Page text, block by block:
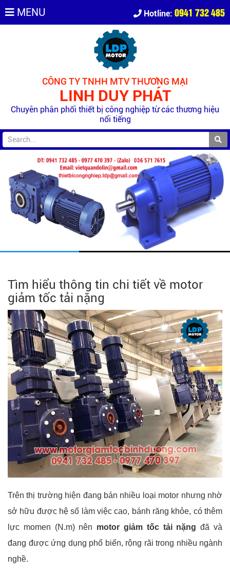
MENU Hotline: 0941 732 485
CÔNG TY TNHH MTV THƯƠNG MẠI
LINH DUY PHÁT
Chuyên phân phối thiết bị công nghiệp từ các thương hiệu
nổi tiếng
Tìm hiểu thông tin chi tiết về motor
giảm tốc tải nặng
Trên thị trường hiện đang bán nhiều loại motor nhưng nhờ
sở hữu được hệ số làm việc cao, bánh răng khỏe, có thêm
lực momen (N.m) nên motor giảm tốc tải nặng đã và
đang được ứng dụng phổ biến, rộng rãi trong nhiều ngành
nghề.